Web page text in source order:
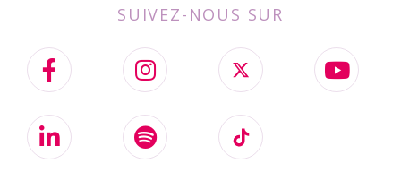
SUIVEZ-NOUS SUR